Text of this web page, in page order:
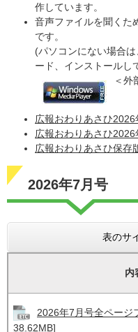
作しています。
音声ファイルを聞くた
です。
(パソコンにない場合
ード、インストールし
＜外
広報おわりあさひ2026
広報おわりあさひ2026
広報おわりあさひ保存
2026年7月号
表のサ
内
2026年7月号全ページ
38.62MB]